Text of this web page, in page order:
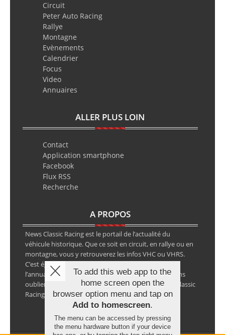
Circuit
Peter Auto Racing
Rallye
Montagne
Evènements
Calendrier
Focus
Video
Annuaires
ALLER PLUS LOIN
Contact
Application smartphone
Facebook
Flux RSS
Recherche
A PROPOS
News Classic Racing est le portail de l’actualité du
véhicule historique. Que ce soit en circuit, en rallye ou en
montagne, vous y retrouverez les infos VHC ou VHRS.
C’est également le calendrier des épreuves ainsi que
l’annuaire des spécialistes de la voiture ancienne, sans
oublier les petites annonces avec notre partenaire Classic
Racing Annonces.
To add this web app to the
home screen open the
browser option menu and tap on
Add to homescreen.
The menu can be accessed by pressing
the menu hardware button if your device